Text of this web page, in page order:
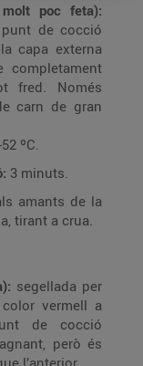
poc feta):
de cocció
capa externa
completament
fred. Només
carn de gran
ºC.
3 minuts.
amants de la
tirant a crua.
segellada per
vermell a
de cocció
però és
l’anterior